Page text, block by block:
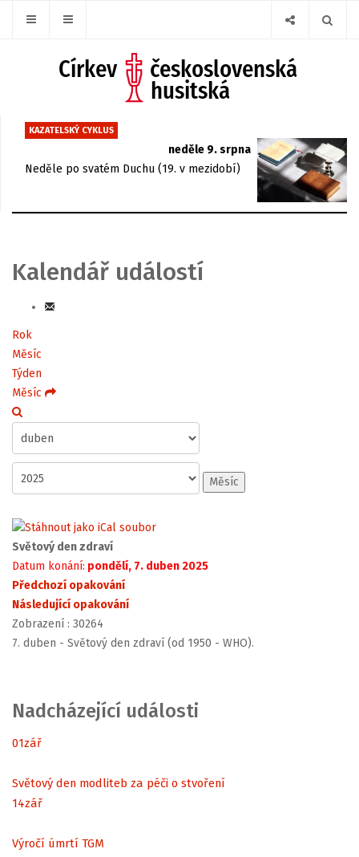
KAZATELSKÝ CYKLUS
neděle 9. srpna
Neděle po svatém Duchu (19. v mezidobí)
Kalendář událostí
Rok
Měsíc
Týden
Měsíc
Měsíc
Světový den zdraví
Datum konání: pondělí, 7. duben 2025
Předchozí opakování
Následující opakování
Zobrazení : 30264
7. duben - Světový den zdraví (od 1950 - WHO).
Nadcházející události
01zář
Světový den modliteb za péči o stvoření
14zář
Výročí úmrtí TGM